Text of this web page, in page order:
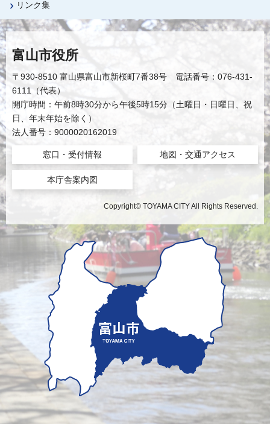
リンク集
富山市役所
〒930-8510 富山県富山市新桜町7番38号 電話番号：076-431-
6111（代表）
開庁時間：午前8時30分から午後5時15分（土曜日・日曜日、祝
日、年末年始を除く）
法人番号：9000020162019
窓口・受付情報 地図・交通アクセス
本庁舎案内図
Copyright© TOYAMA CITY All Rights Reserved.